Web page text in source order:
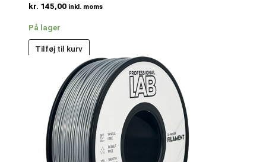
kr. 145,00 inkl. moms
På lager
Tilføj til kurv